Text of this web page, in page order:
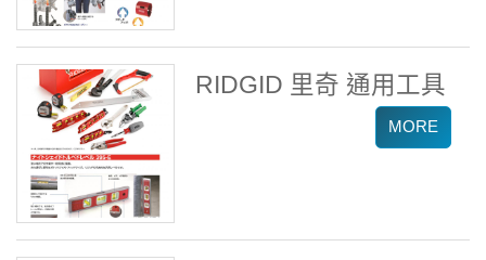
RIDGID 里奇 通用工具